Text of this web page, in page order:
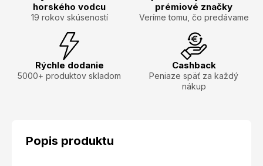
horského vodcu
19 rokov skúseností
prémiové značky
Veríme tomu, čo predávame
Rýchle dodanie
5000+ produktov skladom
Cashback
Peniaze späť za každý
nákup
Popis produktu